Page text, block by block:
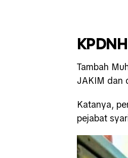
Tambah
JAKIM dan
Katanya,
pejabat